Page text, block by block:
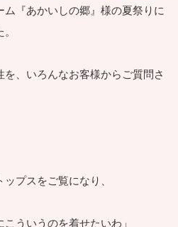
ム『あかいしの郷』様の夏祭りに
、いろんなお客様からご質問さ
プスをご覧になり、
ういうのを着せたいわ」